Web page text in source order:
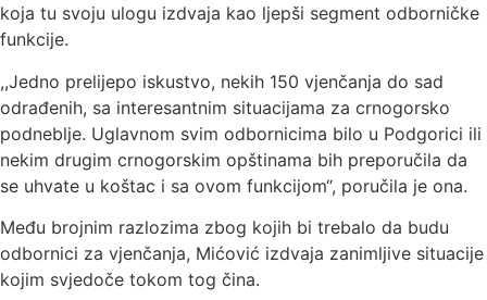
koja tu svoju ulogu izdvaja kao ljepši segment odborničke
funkcije.
,,Jedno prelijepo iskustvo, nekih 150 vjenčanja do sad
odrađenih, sa interesantnim situacijama za crnogorsko
podneblje. Uglavnom svim odbornicima bilo u Podgorici ili
nekim drugim crnogorskim opštinama bih preporučila da
se uhvate u koštac i sa ovom funkcijom“, poručila je ona.
Među brojnim razlozima zbog kojih bi trebalo da budu
odbornici za vjenčanja, Mićović izdvaja zanimljive situacije
kojim svjedoče tokom tog čina.